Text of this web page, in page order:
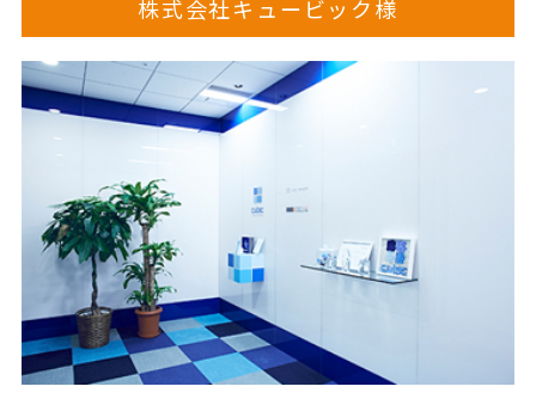
株式会社キュービック様